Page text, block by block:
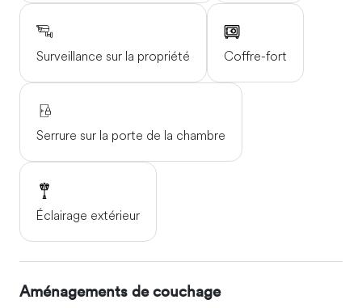
Surveillance sur la propriété Coffre-fort
Serrure sur la porte de la chambre
Éclairage extérieur
Aménagements de couchage